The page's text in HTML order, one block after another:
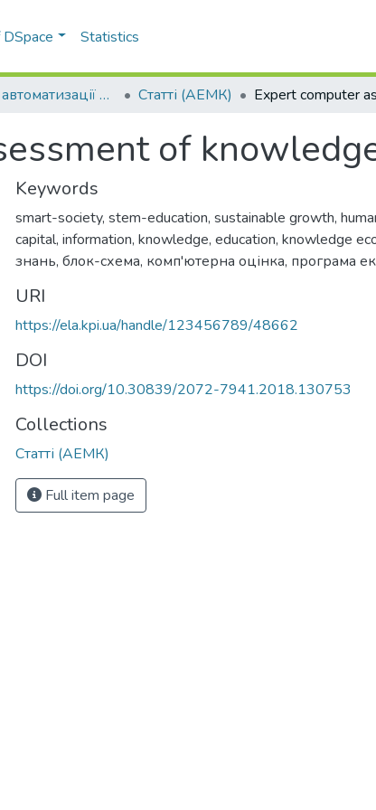
Statistics
Кафедра автоматизації електротехнічних та мехатронних комплексів (АЕМК) Статті (АЕМК)
of
Keywords
smart-society, stem-education, sustainable growth,
capital, information, knowledge, education, knowledge
знань, блок-схема, комп'ютерна оцінка, програма
URI
https://ela.kpi.ua/handle/123456789/48662
DOI
https://doi.org/10.30839/2072-7941.2018.130753
Collections
Статті (АЕМК)
Full item page